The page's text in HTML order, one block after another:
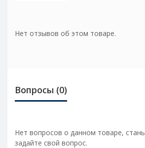
Нет отзывов об этом товаре.
Вопросы (0)
Нет вопросов о данном товаре,
задайте свой вопрос.